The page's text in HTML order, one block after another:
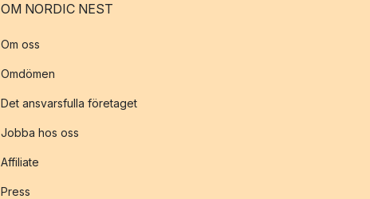
OM NORDIC NEST
Om oss
Omdömen
Det ansvarsfulla företaget
Jobba hos oss
Affiliate
Press